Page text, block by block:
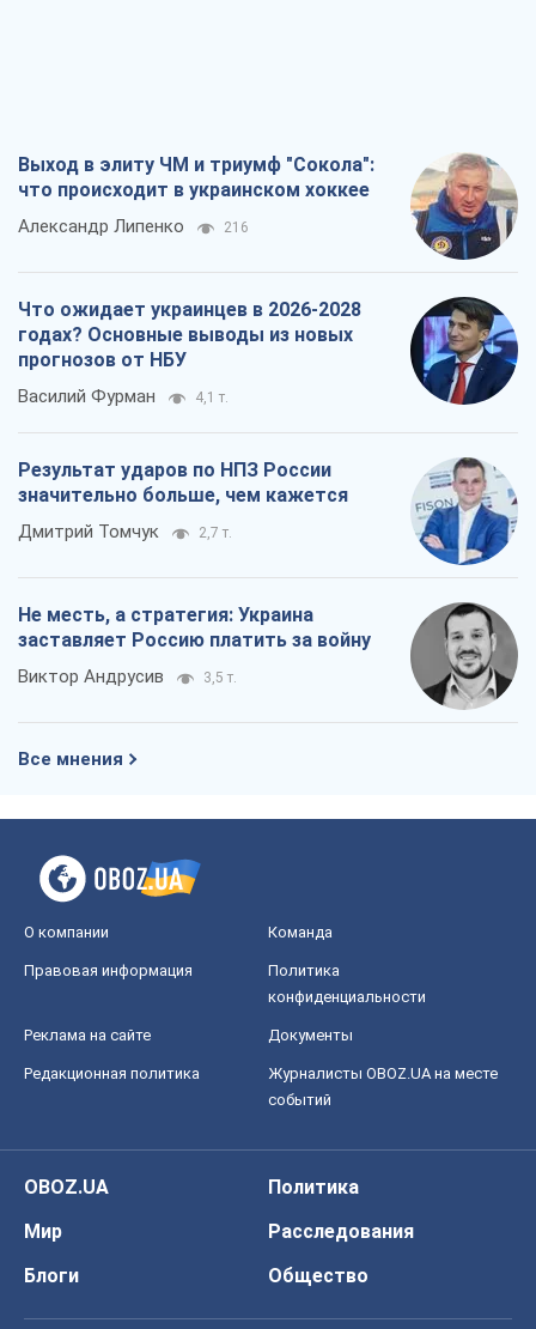
Выход в элиту ЧМ и триумф "Сокола":
что происходит в украинском хоккее
Александр Липенко 216
Что ожидает украинцев в 2026-2028
годах? Основные выводы из новых
прогнозов от НБУ
Василий Фурман 4,1 т.
Результат ударов по НПЗ России
значительно больше, чем кажется
Дмитрий Томчук 2,7 т.
Не месть, а стратегия: Украина
заставляет Россию платить за войну
Виктор Андрусив 3,5 т.
Все мнения
О компании Команда
Правовая информация
Политика
конфиденциальности
Реклама на сайте Документы
Редакционная политика
Журналисты OBOZ.UA на месте
событий
OBOZ.UA
Политика
Мир
Расследования
Блоги
Общество